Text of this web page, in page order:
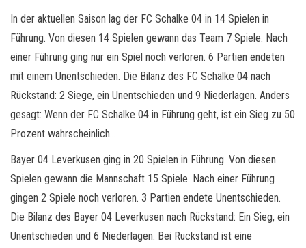
In der aktuellen Saison lag der FC Schalke 04 in 14 Spielen in
Führung. Von diesen 14 Spielen gewann das Team 7 Spiele. Nach
einer Führung ging nur ein Spiel noch verloren. 6 Partien endeten
mit einem Unentschieden. Die Bilanz des FC Schalke 04 nach
Rückstand: 2 Siege, ein Unentschieden und 9 Niederlagen. Anders
gesagt: Wenn der FC Schalke 04 in Führung geht, ist ein Sieg zu 50
Prozent wahrscheinlich…
Bayer 04 Leverkusen ging in 20 Spielen in Führung. Von diesen
Spielen gewann die Mannschaft 15 Spiele. Nach einer Führung
gingen 2 Spiele noch verloren. 3 Partien endete Unentschieden.
Die Bilanz des Bayer 04 Leverkusen nach Rückstand: Ein Sieg, ein
Unentschieden und 6 Niederlagen. Bei Rückstand ist eine